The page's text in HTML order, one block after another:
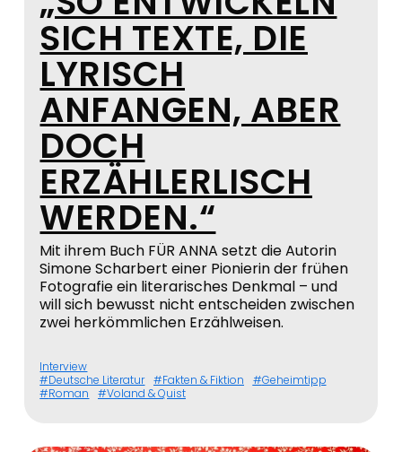
SICH TEXTE, DIE
LYRISCH
ANFANGEN, ABER
DOCH
ERZÄHLERLISCH
WERDEN.“
Mit ihrem Buch FÜR ANNA setzt die Autorin
Simone Scharbert einer Pionierin der frühen
Fotografie ein literarisches Denkmal – und
will sich bewusst nicht entscheiden zwischen
zwei herkömmlichen Erzählweisen.
Interview
Deutsche Literatur
Fakten & Fiktion
Geheimtipp
Roman
Voland & Quist